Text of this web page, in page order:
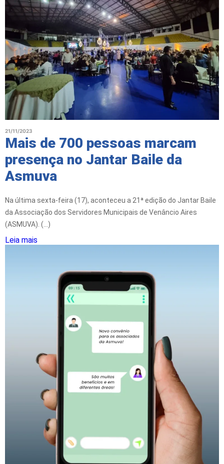
21/11/2023
Mais de 700 pessoas marcam
presença no Jantar Baile da
Asmuva
Na última sexta-feira (17), aconteceu a 21ª edição do Jantar Baile
da Associação dos Servidores Municipais de Venâncio Aires
(ASMUVA). (...)
Leia mais